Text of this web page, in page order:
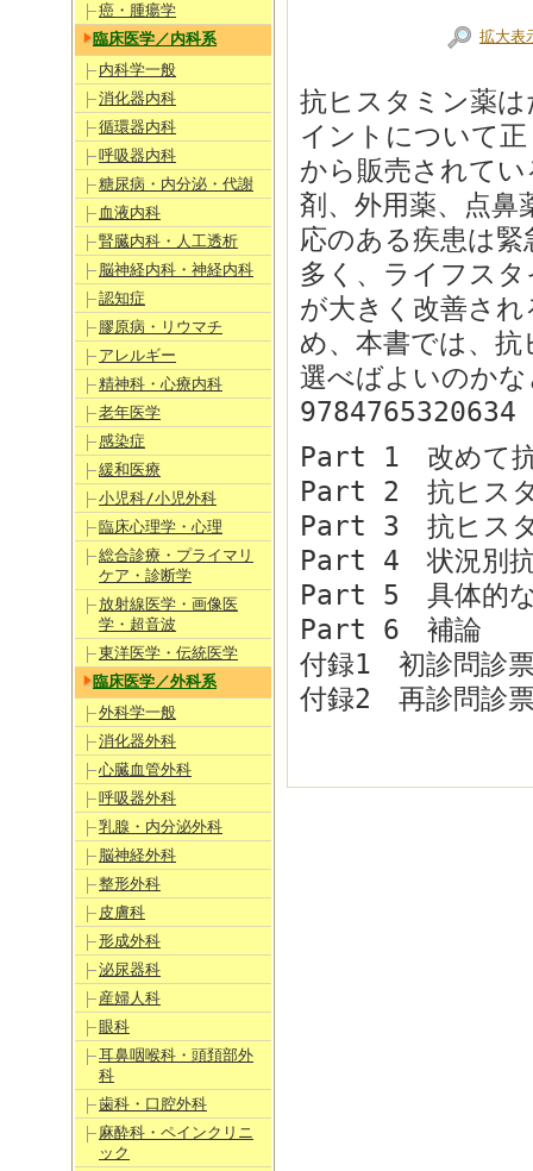
癌・腫瘍学
臨床医学／内科系
内科学一般
消化器内科
循環器内科
呼吸器内科
糖尿病・内分泌・代謝
血液内科
腎臓内科・人工透析
脳神経内科・神経内科
認知症
膠原病・リウマチ
アレルギー
精神科・心療内科
老年医学
感染症
緩和医療
小児科/小児外科
臨床心理学・心理
総合診療・プライマリ
ケア・診断学
放射線医学・画像医
学・超音波
東洋医学・伝統医学
臨床医学／外科系
外科学一般
消化器外科
心臓血管外科
呼吸器外科
乳腺・内分泌外科
脳神経外科
整形外科
皮膚科
形成外科
泌尿器科
産婦人科
眼科
耳鼻咽喉科・頭頚部外
科
歯科・口腔外科
麻酔科・ペインクリニ
ック
拡大表
抗ヒスタミン薬
イントについて
から販売されて
剤、外用薬、点鼻
応のある疾患は
多く、ライフス
が大きく改善さ
め、本書では、
選べばよいのか
9784765320634
Part 1 改めて抗
Part 2 抗ヒスタ
Part 3 抗ヒスタ
Part 4 状況別抗
Part 5 具体的な
Part 6 補論
付録1 初診問診
付録2 再診問診